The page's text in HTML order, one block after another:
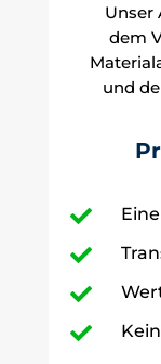
Unser
dem
und



